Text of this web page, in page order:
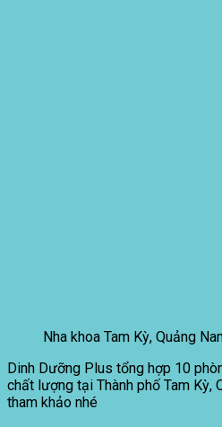
Nha khoa Tam Kỳ, Quảng
Dinh Dưỡng Plus tổng hợp 10
chất lượng tại Thành phố Tam Kỳ,
tham khảo nhé